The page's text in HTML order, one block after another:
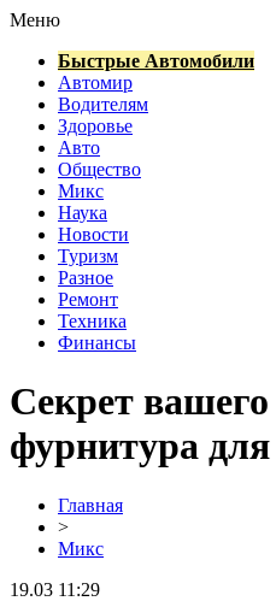
Меню
Быстрые Автомобили
Автомир
Водителям
Здоровье
Авто
Общество
Микс
Наука
Новости
Туризм
Разное
Ремонт
Техника
Финансы
Секрет
фурнитура
Главная
>
Микс
19.03 11:29